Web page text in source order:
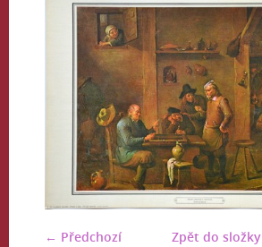
← Předchozí Zpět do složky